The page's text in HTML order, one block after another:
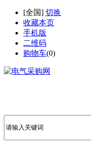
[全国] 切换
收藏本页
手机版
二维码
购物车(0)